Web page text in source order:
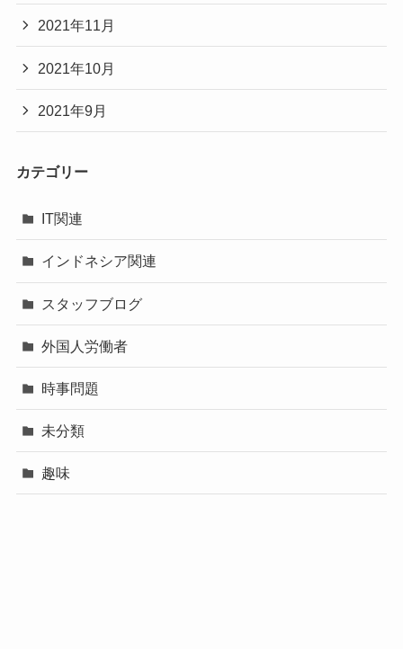
2021年11月
2021年10月
2021年9月
カテゴリー
IT関連
インドネシア関連
スタッフブログ
外国人労働者
時事問題
未分類
趣味